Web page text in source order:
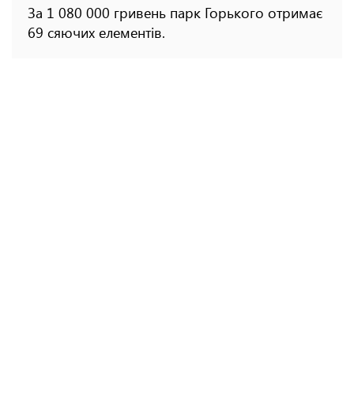
За 1 080 000 гривень парк Горького отримає
69 сяючих елементів.